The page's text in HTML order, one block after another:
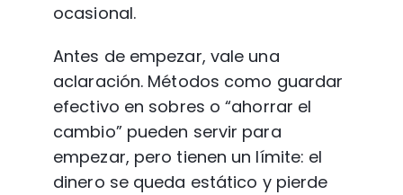
ocasional.
Antes de empezar, vale una
aclaración. Métodos como guardar
efectivo en sobres o “ahorrar el
cambio” pueden servir para
empezar, pero tienen un límite: el
dinero se queda estático y pierde